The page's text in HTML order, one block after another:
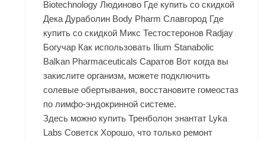
Biotechnology Людиново Где купить со скидкой
Дека Дураболин Body Pharm Славгород Где
купить со скидкой Микс Тестостеронов Radjay
Богучар Как использовать Ilium Stanabolic
Balkan Pharmaceuticals Саратов Вот когда вы
закислите организм, можете подключить
солевые обертывания, восстановите гомеостаз
по лимфо-эндокринной системе.
Здесь можно купить Тренболон энантат Lyka
Labs Советск Хорошо, что только ремонт